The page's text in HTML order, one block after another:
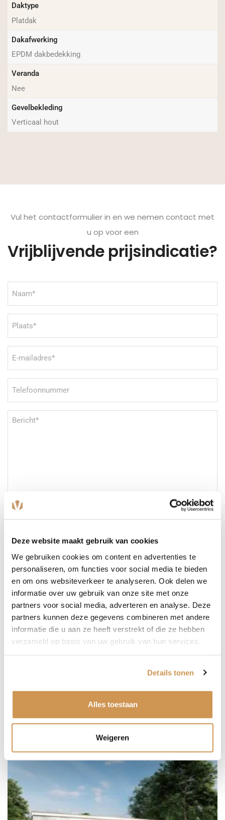
Deze website maakt gebruik van cookies
We gebruiken cookies om content en advertenties te
personaliseren, om functies voor social media te bieden
en om ons websiteverkeer te analyseren. Ook delen we
informatie over uw gebruik van onze site met onze
partners voor social media, adverteren en analyse. Deze
partners kunnen deze gegevens combineren met andere
informatie die u aan ze heeft verstrekt of die ze hebben
verzameld op basis van uw gebruik van hun services.
Details tonen
Alles toestaan
Weigeren
Daktype
Platdak
Dakafwerking
EPDM dakbedekking
Veranda
Nee
Gevelbekleding
Verticaal hout
Vul het contactformulier in en we nemen contact met
u op voor een
Vrijblijvende prijsindicatie?
Naam (Vereist)
Plaats (Vereist)
E-
mailadres(Vereist)
Telefoonnummer
Bericht(Vereist)
CAPTCHA
OFFERTE AANVRAGEN
Gerelateerde producten